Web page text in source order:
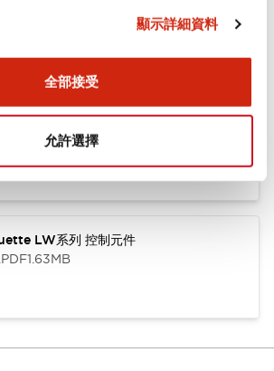
顯示詳細資料
全部接受
允許選擇
LW系列 控制元件 (英文版)
1.23MB
LW系列 控制元件
.PDF1.63MB